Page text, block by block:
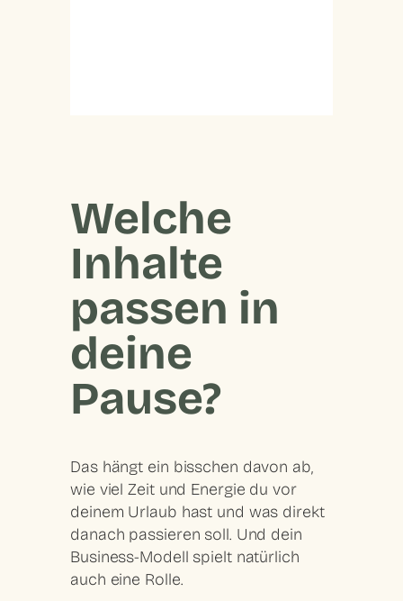
Welche
Inhalte
passen in
deine
Pause?
Das hängt ein bisschen davon ab,
wie viel Zeit und Energie du vor
deinem Urlaub hast und was direkt
danach passieren soll. Und dein
Business-Modell spielt natürlich
auch eine Rolle.